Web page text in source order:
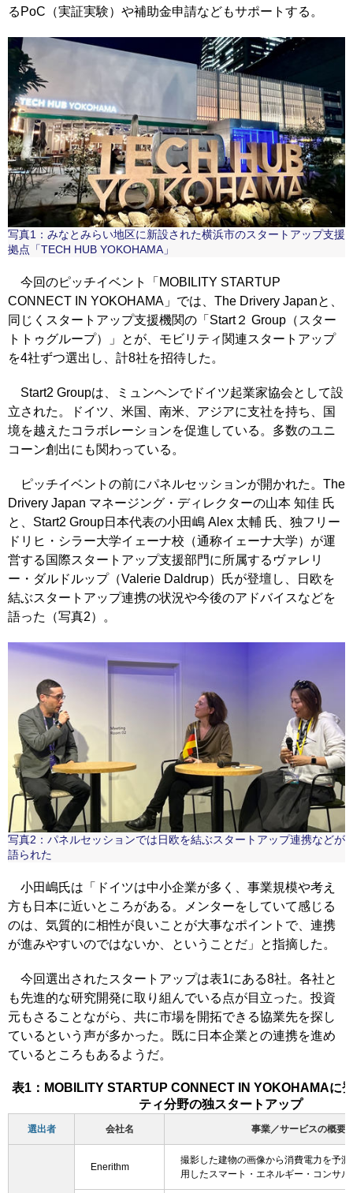
るPoC（実証実験）や補助金申請などもサポートする。
写真1：みなとみらい地区に新設された横浜市のスタートアップ支援
拠点「TECH HUB YOKOHAMA」
今回のピッチイベント「MOBILITY STARTUP
CONNECT IN YOKOHAMA」では、The Drivery Japanと、
同じくスタートアップ支援機関の「Start２ Group（スター
トトゥグループ）」とが、モビリティ関連スタートアップ
を4社ずつ選出し、計8社を招待した。
Start2 Groupは、ミュンヘンでドイツ起業家協会として設
立された。ドイツ、米国、南米、アジアに支社を持ち、国
境を越えたコラボレーションを促進している。多数のユニ
コーン創出にも関わっている。
ピッチイベントの前にパネルセッションが開かれた。The
Drivery Japan マネージング・ディレクターの山本 知佳 氏
と、Start2 Group日本代表の小田嶋 Alex 太輔 氏、独フリー
ドリヒ・シラー大学イェーナ校（通称イェーナ大学）が運
営する国際スタートアップ支援部門に所属するヴァレリ
ー・ダルドルップ（Valerie Daldrup）氏が登壇し、日欧を
結ぶスタートアップ連携の状況や今後のアドバイスなどを
語った（写真2）。
写真2：パネルセッションでは日欧を結ぶスタートアップ連携などが
語られた
小田嶋氏は「ドイツは中小企業が多く、事業規模や考え
方も日本に近いところがある。メンターをしていて感じる
のは、気質的に相性が良いことが大事なポイントで、連携
が進みやすいのではないか、ということだ」と指摘した。
今回選出されたスタートアップは表1にある8社。各社と
も先進的な研究開発に取り組んでいる点が目立った。投資
元もさることながら、共に市場を開拓できる協業先を探し
ているという声が多かった。既に日本企業との連携を進め
ているところもあるようだ。
表1：MOBILITY STARTUP CONNECT IN YOKOHAMAに
ティ分野の独スタートアップ
選出者 会社名 事業／サービスの概要
Enerithm
撮影した建物の画像から消費電力を予
用したスマート・エネルギー・コンサ